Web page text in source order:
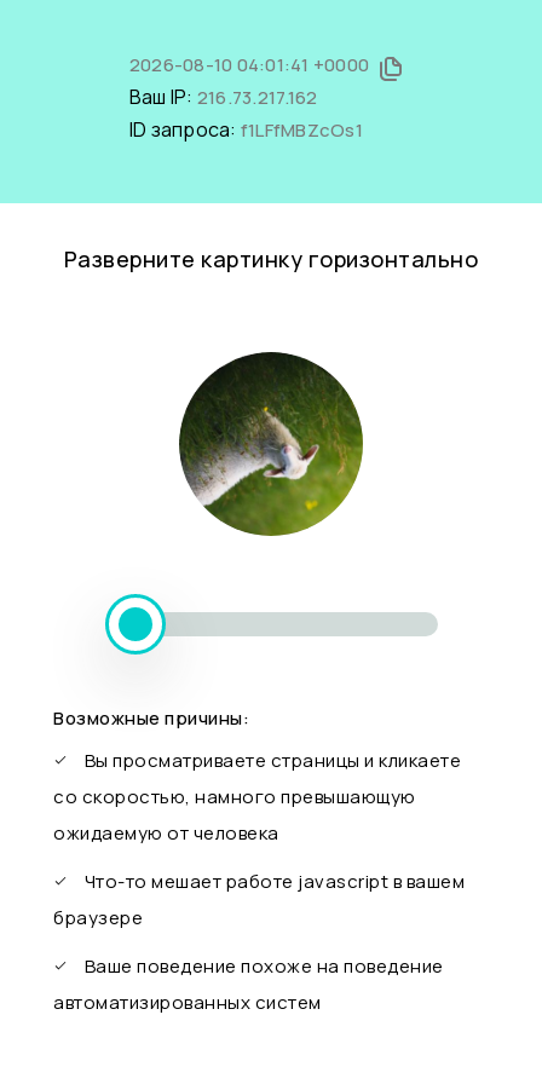
2026-08-10 04:01:41 +0000
Ваш IP: 216.73.217.162
ID запроса: f1LFfMBZcOs1
Разверните картинку горизонтально
Возможные причины:
Вы просматриваете страницы и кликаете
со скоростью, намного превышающую
ожидаемую от человека
Что-то мешает работе javascript в вашем
браузере
Ваше поведение похоже на поведение
автоматизированных систем